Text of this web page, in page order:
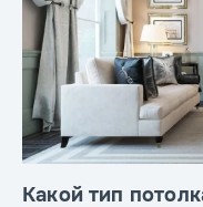
Какой тип